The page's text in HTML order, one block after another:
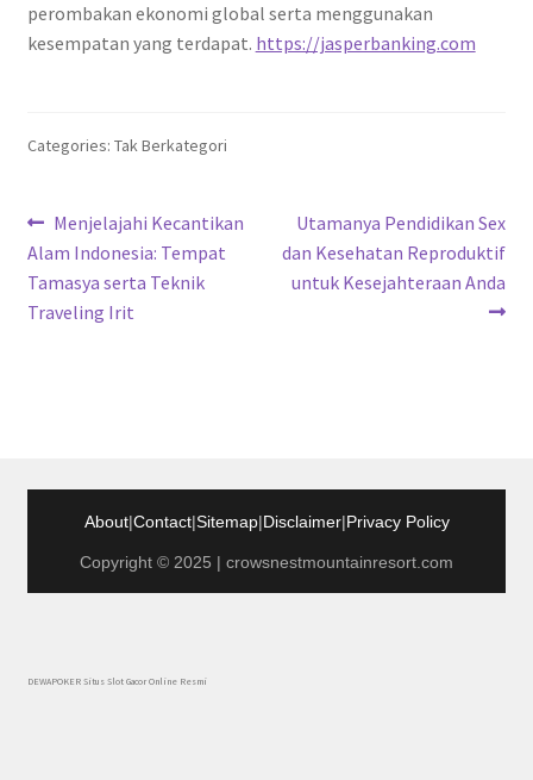
perombakan ekonomi global serta menggunakan
kesempatan yang terdapat. https://jasperbanking.com
Categories: Tak Berkategori
Navigasi
pos
Previous
post:
Menjelajahi Kecantikan
Alam Indonesia: Tempat
Tamasya serta Teknik
Traveling Irit
Next
post:
Utamanya Pendidikan Sex
dan Kesehatan Reproduktif
untuk Kesejahteraan Anda
About|Contact|Sitemap|Disclaimer|Privacy Policy
Copyright © 2025 | crowsnestmountainresort.com
DEWAPOKER Situs Slot Gacor Online Resmi